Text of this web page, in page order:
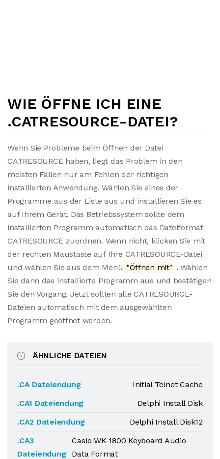
WIE ÖFFNE ICH EINE
.CATRESOURCE-DATEI?
Wenn Sie Probleme beim Öffnen der Datei
CATRESOURCE haben, liegt das Problem in den
meisten Fällen nur am Fehlen der richtigen
installierten Anwendung. Wählen Sie eines der
Programme aus der Liste aus und installieren Sie es
auf Ihrem Gerät. Das Betriebssystem sollte dem
installierten Programm automatisch das Dateiformat
CATRESOURCE zuordnen. Wenn nicht, klicken Sie mit
der rechten Maustaste auf Ihre CATRESOURCE-Datei
und wählen Sie aus dem Menü "Öffnen mit" . Wählen
Sie dann das installierte Programm aus und bestätigen
Sie den Vorgang. Jetzt sollten alle CATRESOURCE-
Dateien automatisch mit dem ausgewählten
Programm geöffnet werden.
ÄHNLICHE DATEIEN
.CA Dateiendung
Initial Telnet Cache
.CA1 Dateiendung
Delphi Install Disk
.CA2 Dateiendung
Delphi Install Disk12
.CA3
Dateiendung
Casio WK-1800 Keyboard Audio
Data Format